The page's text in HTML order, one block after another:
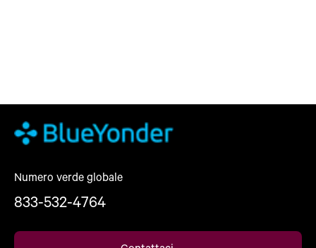
Numero verde globale
833-532-4764